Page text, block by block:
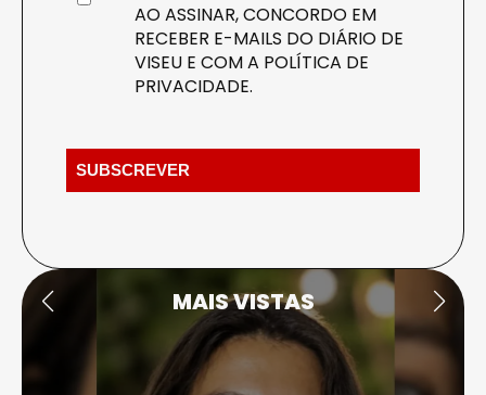
AO ASSINAR, CONCORDO EM
RECEBER E-MAILS DO DIÁRIO DE
VISEU E COM A POLÍTICA DE
PRIVACIDADE.
MAIS VISTAS